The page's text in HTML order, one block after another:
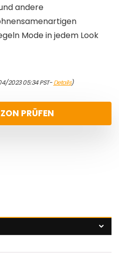
andere
Mode in jedem Look
2023 05:34 PST-Details)
PRÜFEN